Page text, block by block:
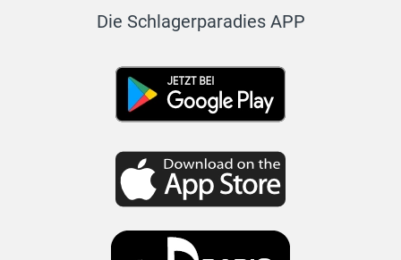
Die Schlagerparadies APP